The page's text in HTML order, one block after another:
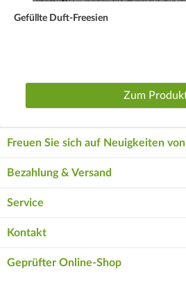
Gefüllte Duft-Freesien
Zum
Freuen Sie sich auf Neuigkeiten
Bezahlung & Versand
Service
Kontakt
Geprüfter Online-Shop